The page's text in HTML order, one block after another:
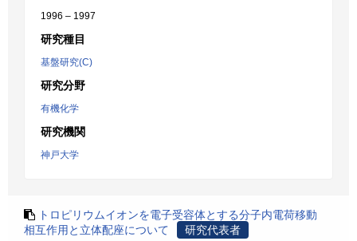
1996 – 1997
研究種目
基盤研究(C)
研究分野
有機化学
研究機関
神戸大学
トロピリウムイオンを電子受容体とする分子内電荷移動
相互作用と立体配座について
研究代表者